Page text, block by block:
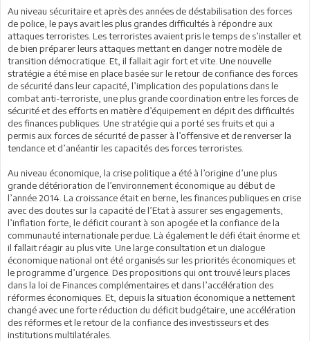
Au niveau sécuritaire et après des années de déstabilisation des forces
de police, le pays avait les plus grandes difficultés à répondre aux
attaques terroristes. Les terroristes avaient pris le temps de s’installer et
de bien préparer leurs attaques mettant en danger notre modèle de
transition démocratique. Et, il fallait agir fort et vite. Une nouvelle
stratégie a été mise en place basée sur le retour de confiance des forces
de sécurité dans leur capacité, l’implication des populations dans le
combat anti-terroriste, une plus grande coordination entre les forces de
sécurité et des efforts en matière d’équipement en dépit des difficultés
des finances publiques. Une stratégie qui a porté ses fruits et qui a
permis aux forces de sécurité de passer à l’offensive et de renverser la
tendance et d’anéantir les capacités des forces terroristes.
Au niveau économique, la crise politique a été à l’origine d’une plus
grande détérioration de l’environnement économique au début de
l’année 2014. La croissance était en berne, les finances publiques en crise
avec des doutes sur la capacité de l’Etat à assurer ses engagements,
l’inflation forte, le déficit courant à son apogée et la confiance de la
communauté internationale perdue. Là également le défi était énorme et
il fallait réagir au plus vite. Une large consultation et un dialogue
économique national ont été organisés sur les priorités économiques et
le programme d’urgence. Des propositions qui ont trouvé leurs places
dans la loi de Finances complémentaires et dans l’accélération des
réformes économiques. Et, depuis la situation économique a nettement
changé avec une forte réduction du déficit budgétaire, une accélération
des réformes et le retour de la confiance des investisseurs et des
institutions multilatérales.